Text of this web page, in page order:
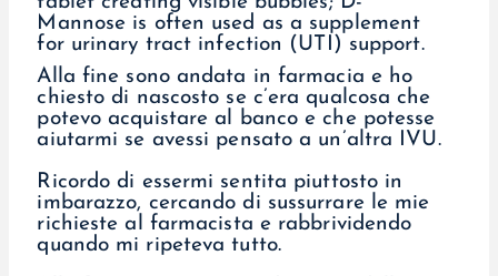
Alla fine sono andata in farmacia e ho
chiesto di nascosto se c’era qualcosa che
potevo acquistare al banco e che potesse
aiutarmi se avessi pensato a un’altra IVU.
Ricordo di essermi sentita piuttosto in
imbarazzo, cercando di sussurrare le mie
richieste al farmacista e rabbrividendo
quando mi ripeteva tutto.